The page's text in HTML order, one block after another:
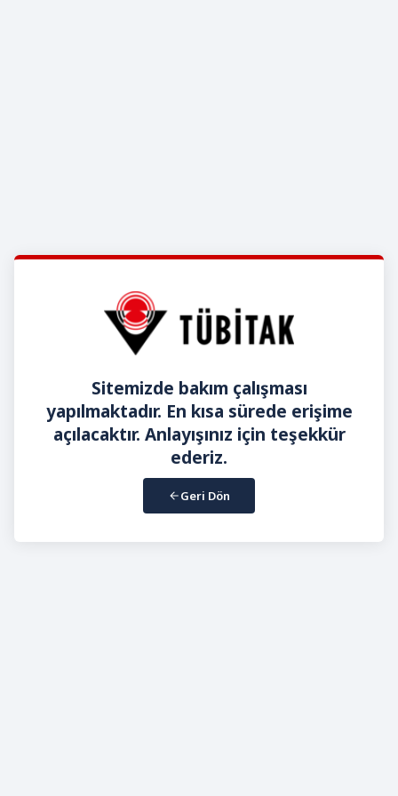
Sitemizde bakım çalışması
yapılmaktadır. En kısa sürede erişime
açılacaktır. Anlayışınız için teşekkür
ederiz.
Geri Dön